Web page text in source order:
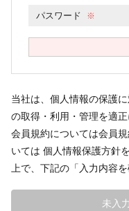
パスワード
当社は、個人情報の保護
の取得・利用・管理を適正
会員規約については会員
いては 個人情報保護方針
上で、下記の「入力内容
未入